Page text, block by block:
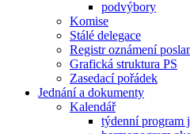
podvýbory
Komise
Stálé delegace
Registr oznámení
Grafická struktura PS
Zasedací pořádek
Jednání a dokumenty
Kalendář
týdenní program